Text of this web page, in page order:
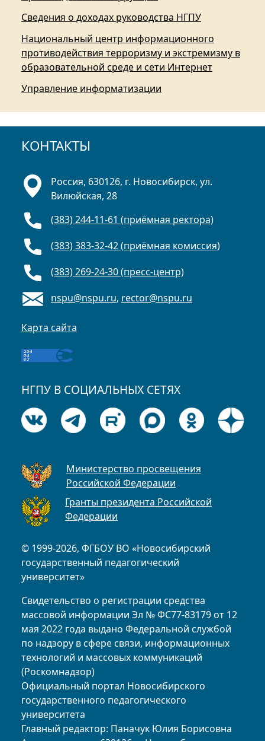
Сведения о доходах руководства НГПУ
Национальный центр информационного
противодействия терроризму и экстремизму в
образовательной среде и сети Интернет
Управление информатизации
КОНТАКТЫ
© 1999-2026, ФГБОУ ВО «Новосибирский
государственный педагогический
университет»
Свидетельство о регистрации средства
массовой информации Эл № ФС77-83179 от 12
мая 2022 года выдано Федеральной службой
по надзору в сфере связи, информационных
технологий и массовых коммуникаций
(Роскомнадзор)
Официальный портал Новосибирского
государственного педагогического
университета
Главный редактор: Паначук Юлия Борисовна
Россия, 630126, г. Новосибирск, ул.
Вилюйская, 28
(383) 244-11-61 (приёмная ректора)
(383) 383-32-42 (приёмная комиссия)
(383) 269-24-30 (пресс-центр)
nspu@nspu.ru, rector@nspu.ru
Карта сайта
НГПУ В СОЦИАЛЬНЫХ СЕТЯХ
Министерство просвещения
Российской Федерации
Гранты президента Российской
Федерации